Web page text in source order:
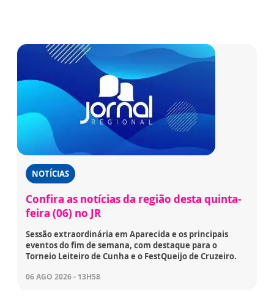
NOTÍCIAS
Confira as notícias da região desta quinta-
feira (06) no JR
Sessão extraordinária em Aparecida e os principais
eventos do fim de semana, com destaque para o
Torneio Leiteiro de Cunha e o FestQueijo de Cruzeiro.
06 AGO 2026 - 13H58